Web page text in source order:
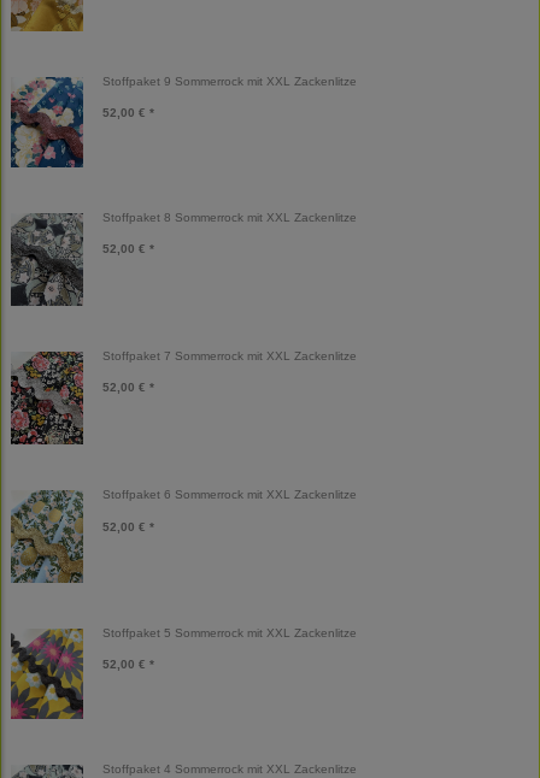
Stoffpaket 9 Sommerrock mit XXL Zackenlitze
52,00 € *
Stoffpaket 8 Sommerrock mit XXL Zackenlitze
52,00 € *
Stoffpaket 7 Sommerrock mit XXL Zackenlitze
52,00 € *
Stoffpaket 6 Sommerrock mit XXL Zackenlitze
52,00 € *
Stoffpaket 5 Sommerrock mit XXL Zackenlitze
52,00 € *
Stoffpaket 4 Sommerrock mit XXL Zackenlitze